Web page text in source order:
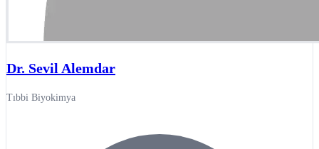
Dr. Sevil Alemdar
Tıbbi Biyokimya